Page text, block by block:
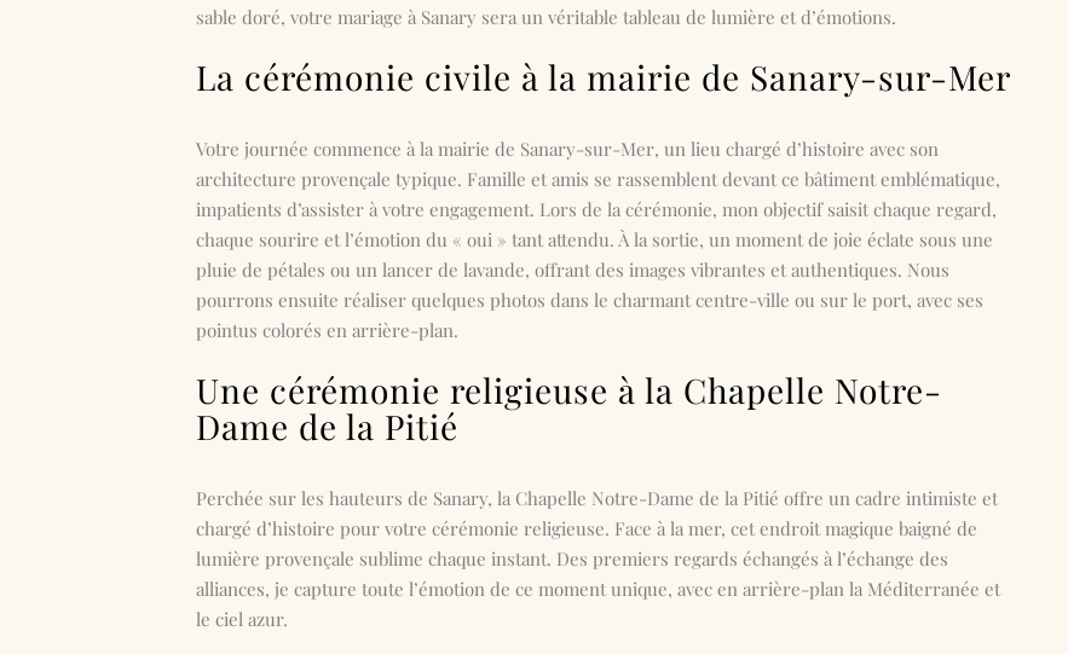
sable doré, votre mariage à Sanary sera un véritable tableau de lumière et d’émotions.
La cérémonie civile à la mairie de Sanary-sur-Mer
Votre journée commence à la mairie de Sanary-sur-Mer, un lieu chargé d’histoire avec son
architecture provençale typique. Famille et amis se rassemblent devant ce bâtiment emblématique,
impatients d’assister à votre engagement. Lors de la cérémonie, mon objectif saisit chaque regard,
chaque sourire et l’émotion du « oui » tant attendu. À la sortie, un moment de joie éclate sous une
pluie de pétales ou un lancer de lavande, offrant des images vibrantes et authentiques. Nous
pourrons ensuite réaliser quelques photos dans le charmant centre-ville ou sur le port, avec ses
pointus colorés en arrière-plan.
Une cérémonie religieuse à la Chapelle Notre-
Dame de la Pitié
Perchée sur les hauteurs de Sanary, la Chapelle Notre-Dame de la Pitié offre un cadre intimiste et
chargé d’histoire pour votre cérémonie religieuse. Face à la mer, cet endroit magique baigné de
lumière provençale sublime chaque instant. Des premiers regards échangés à l’échange des
alliances, je capture toute l’émotion de ce moment unique, avec en arrière-plan la Méditerranée et
le ciel azur.